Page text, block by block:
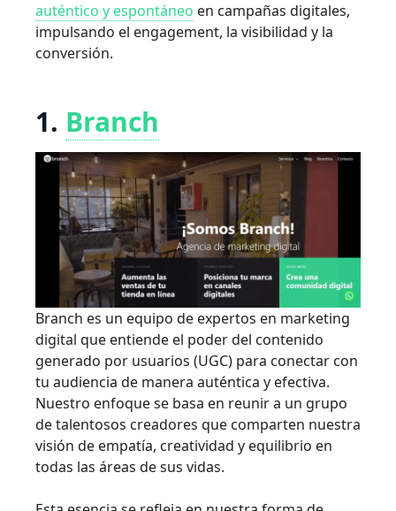
auténtico y espontáneo en campañas digitales,
impulsando el engagement, la visibilidad y la
conversión.
1. Branch
Branch es un equipo de expertos en marketing
digital que entiende el poder del contenido
generado por usuarios (UGC) para conectar con
tu audiencia de manera auténtica y efectiva.
Nuestro enfoque se basa en reunir a un grupo
de talentosos creadores que comparten nuestra
visión de empatía, creatividad y equilibrio en
todas las áreas de sus vidas.